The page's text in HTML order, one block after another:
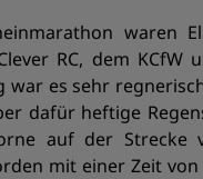
waren
RC, dem
war es sehr
dafür heftige
auf der
mit einer Zeit